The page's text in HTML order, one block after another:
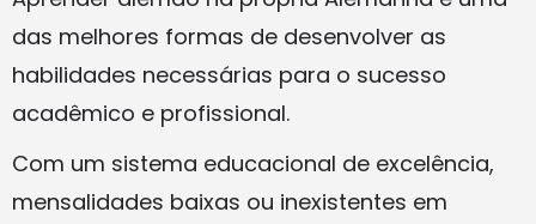
das melhores formas de desenvolver as
habilidades necessárias para o sucesso
acadêmico e profissional.
Com um sistema educacional de excelência,
mensalidades baixas ou inexistentes em